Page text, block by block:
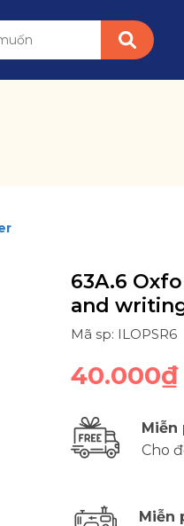
63A.6
and
Mã sp: ILOPSR6
40.000₫
Miễn
Cho
Miễn